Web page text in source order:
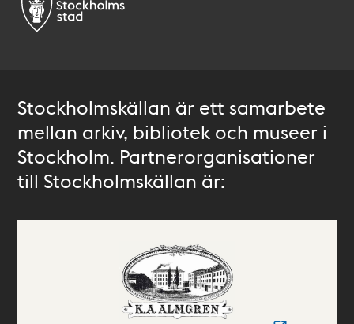
Stockholmskällan är ett samarbete
mellan arkiv, bibliotek och museer i
Stockholm. Partnerorganisationer
till Stockholmskällan är: